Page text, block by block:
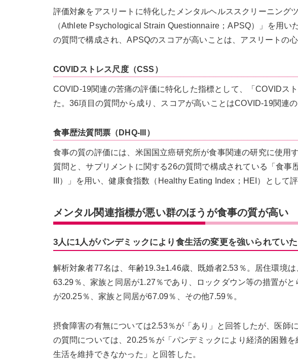
評価対象をアスリートに特化したメンタルヘルススクリーニング
（Athlete Psychological Strain Questionnaire；APSQ）」を用
の質問で構成され、APSQのスコアが高いことは、アスリートの
COVIDストレス尺度（CSS）
COVID-19関連の苦痛の評価に特化した指標として、「COVIDス
た。36項目の質問から成り、スコアが高いことはCOVID-19関連
食事歴法質問票（DHQ-III）
食事の質の評価には、米国国立癌研究所が食事関連の研究に使用
質問と、サプリメントに関する26の質問で構成されている「食
III）」を用い、健康食指数（Healthy Eating Index；HEI）として評
メンタル関連指標が悪い群のほうが食事の質が高い
3人に1人がパンデミックにより食生活の変更を強いられていた
解析対象者77名は、年齢19.3±1.46歳、既婚者2.53％。居住環境
63.29％、家族と同居が1.27％であり、ロックダウン等の措置が
が20.25％、家族と同居が67.09％、その他7.59％。
摂食障害の有無については2.53％が「あり」と回答したが、医師
の質問については、20.25％が「パンデミックにより経済的困難
生活を維持できなかった」と回答した。